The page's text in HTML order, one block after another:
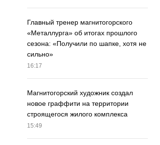
Главный тренер магнитогорского
«Металлурга» об итогах прошлого
сезона: «Получили по шапке, хотя не
сильно»
16:17
Магнитогорский художник создал
новое граффити на территории
строящегося жилого комплекса
15:49